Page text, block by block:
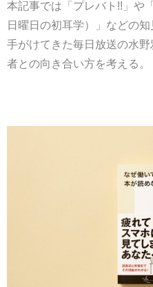
本記事では「プレバト!!」や
日曜日の初耳学）」などの
手がけてきた毎日放送の水
者との向き合い方を考える。